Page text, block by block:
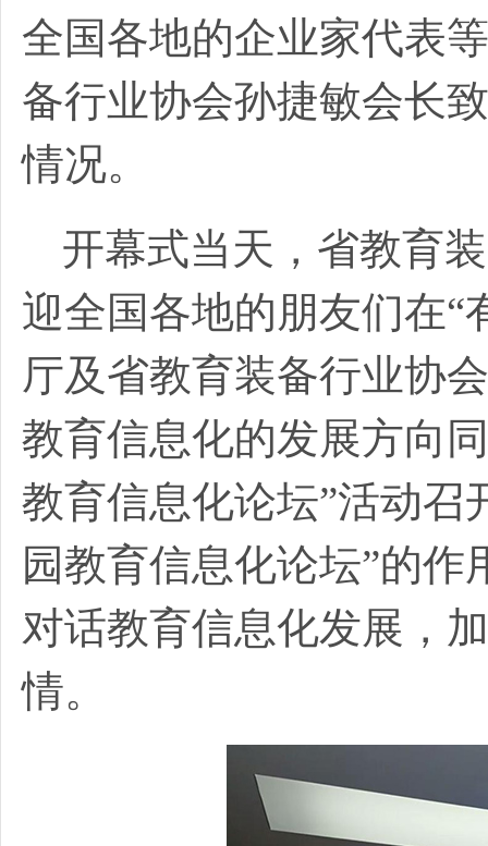
全国各地的企业家代表等
备行业协会孙捷敏会长
情况。
开幕式当天，省教育
迎全国各地的朋友们在“
厅及省教育装备行业协
教育信息化的发展方向
教育信息化论坛”活动召
园教育信息化论坛”的
对话教育信息化发展，
情。